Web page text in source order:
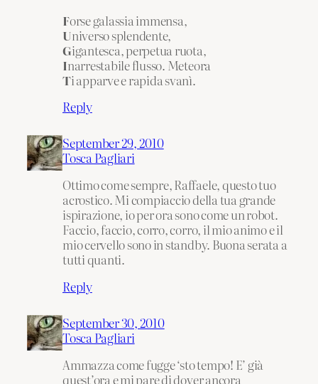
Forse galassia immensa,
Universo splendente,
Gigantesca, perpetua ruota,
Inarrestabile flusso. Meteora
Ti apparve e rapida svanì.
Reply
September 29, 2010
Tosca Pagliari
Ottimo come sempre, Raffaele, questo tuo
acrostico. Mi compiaccio della tua grande
ispirazione, io per ora sono come un robot.
Faccio, faccio, corro, corro, il mio animo e il
mio cervello sono in standby. Buona serata a
tutti quanti.
Reply
September 30, 2010
Tosca Pagliari
Ammazza come fugge ‘sto tempo! E’ già
quest’ora e mi pare di dover ancora